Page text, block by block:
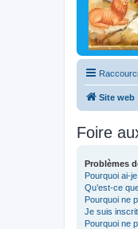
Site web
Foire
Problèmes
Pourquoi ai-
Qu’est-ce
Pourquoi ne
Je suis
Pourquoi ne